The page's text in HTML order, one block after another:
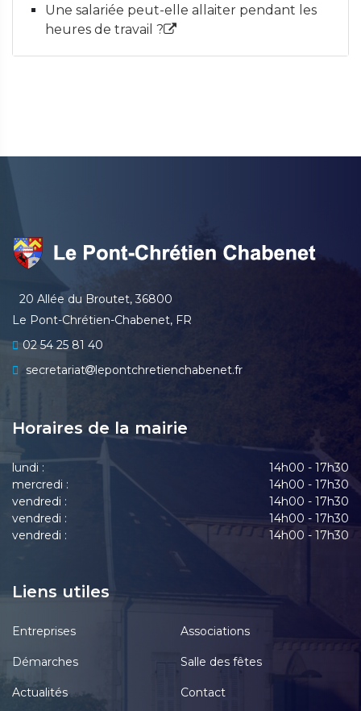
Une salariée peut-elle allaiter pendant les
heures de travail ?
20 Allée du Broutet, 36800
Le Pont-Chrétien-Chabenet, FR
02 54 25 81 40
secretariat
lepontchretienchabenet.fr
Horaires de la mairie
lundi :
14h00 - 17h30
mercredi :
14h00 - 17h30
vendredi :
14h00 - 17h30
vendredi :
14h00 - 17h30
vendredi :
14h00 - 17h30
Liens utiles
Entreprises Associations
Démarches Salle des fêtes
Actualités Contact